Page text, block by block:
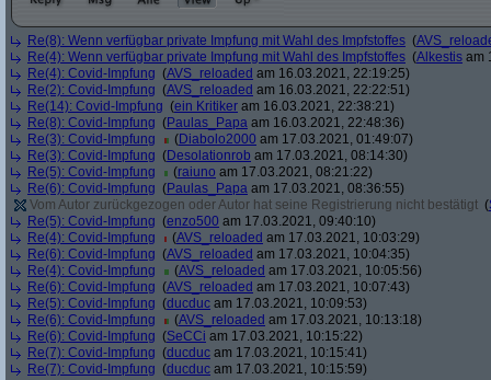
Re(8): Wenn verfügbar private Impfung mit Wahl des Impfstoffes (
Re(4): Wenn verfügbar private Impfung mit Wahl des Impfstoffes (Alkestis am
Re(4): Covid-Impfung (AVS_reloaded am 16.03.2021, 22:19:25)
Re(2): Covid-Impfung (AVS_reloaded am 16.03.2021, 22:22:51)
Re(14): Covid-Impfung (ein Kritiker am 16.03.2021, 22:38:21)
Re(8): Covid-Impfung (Paulas_Papa am 16.03.2021, 22:48:36)
Re(3): Covid-Impfung
(Diabolo2000 am 17.03.2021, 01:49:07)
Re(3): Covid-Impfung (Desolationrob am 17.03.2021, 08:14:30)
Re(5): Covid-Impfung
(raiuno am 17.03.2021, 08:21:22)
Re(6): Covid-Impfung (Paulas_Papa am 17.03.2021, 08:36:55)
Vom Autor zurückgezogen oder Autor hat seine Registrierung nicht bestätigt (
Re(5): Covid-Impfung (enzo500 am 17.03.2021, 09:40:10)
Re(4): Covid-Impfung
(AVS_reloaded am 17.03.2021, 10:03:29)
Re(6): Covid-Impfung (AVS_reloaded am 17.03.2021, 10:04:35)
Re(4): Covid-Impfung
(AVS_reloaded am 17.03.2021, 10:05:56)
Re(6): Covid-Impfung (AVS_reloaded am 17.03.2021, 10:07:43)
Re(5): Covid-Impfung (ducduc am 17.03.2021, 10:09:53)
Re(6): Covid-Impfung
(AVS_reloaded am 17.03.2021, 10:13:18)
Re(6): Covid-Impfung (SeCCi am 17.03.2021, 10:15:22)
Re(7): Covid-Impfung (ducduc am 17.03.2021, 10:15:41)
Re(7): Covid-Impfung (ducduc am 17.03.2021, 10:15:59)